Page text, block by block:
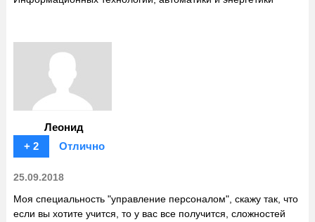
Леонид
+ 2
Отлично
25.09.2018
Моя специальность "управление персоналом", скажу так, что
если вы хотите учится, то у вас все получится, сложностей